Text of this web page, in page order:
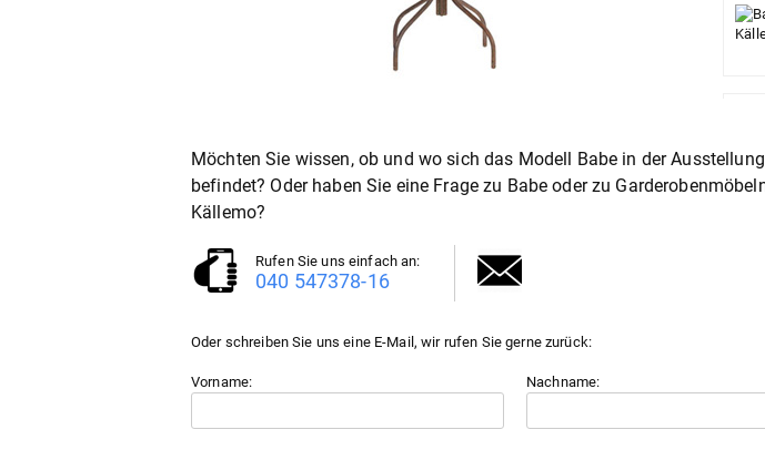
Möchten Sie wissen, ob und wo sich das Modell Babe in der Ausstellung
befindet? Oder haben Sie eine Frage zu Babe oder zu Garderobenmöbel
Källemo?
Rufen Sie uns einfach an:
040 547378-16
Oder schreiben Sie uns eine E-Mail, wir rufen Sie gerne zurück:
Vorname: Nachname: